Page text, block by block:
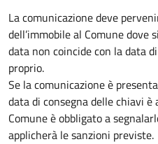
La comunicazione deve
dell’immobile al Comune dove
data non coincide con la data
proprio.
Se la comunicazione è
data di consegna delle chiavi
Comune è obbligato a
applicherà le sanzioni previste.